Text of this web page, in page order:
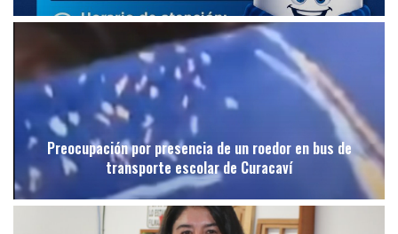
Preocupación por presencia de un roedor en bus de
transporte escolar de Curacaví